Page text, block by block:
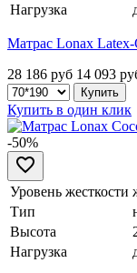
Нагрузка
Матрас Lonax
28 186 руб 14 093
Купить в один клик
-50%
Уровень жесткости
Тип
Высота
Нагрузка